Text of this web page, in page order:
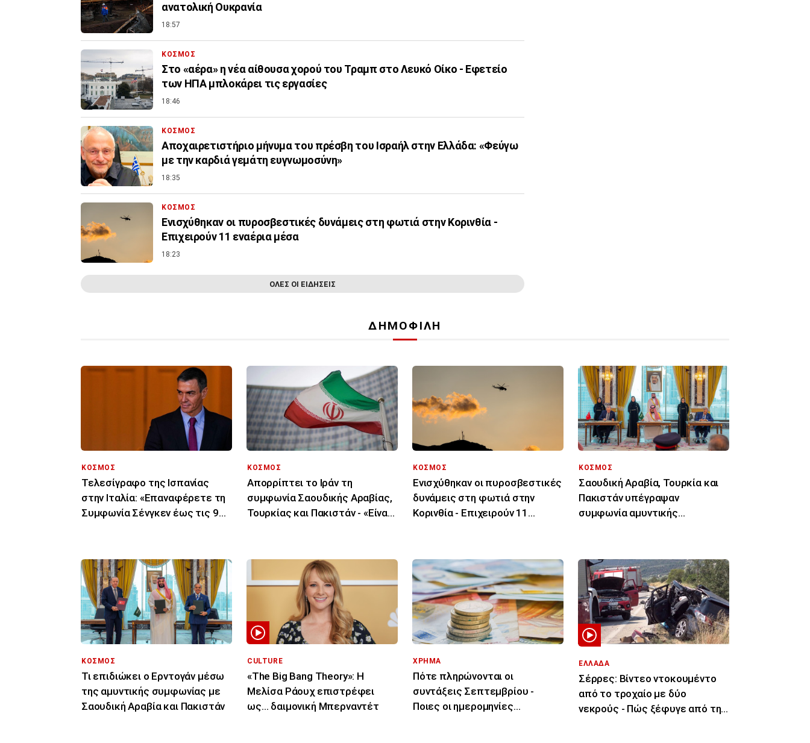
ανατολική Ουκρανία
18:57
ΚΟΣΜΟΣ
Στο «αέρα» η νέα αίθουσα χορού του Τραμπ στο Λευκό Οίκο - Εφετείο
των ΗΠΑ μπλοκάρει τις εργασίες
18:46
ΚΟΣΜΟΣ
Αποχαιρετιστήριο μήνυμα του πρέσβη του Ισραήλ στην Ελλάδα: «Φεύγω
με την καρδιά γεμάτη ευγνωμοσύνη»
18:35
ΚΟΣΜΟΣ
Ενισχύθηκαν οι πυροσβεστικές δυνάμεις στη φωτιά στην Κορινθία -
Επιχειρούν 11 εναέρια μέσα
18:23
ΟΛΕΣ ΟΙ ΕΙΔΗΣΕΙΣ
ΔΗΜΟΦΙΛΗ
ΚΟΣΜΟΣ
Τελεσίγραφο της Ισπανίας
στην Ιταλία: «Επαναφέρετε τη
Συμφωνία Σένγκεν έως τις 9
ΚΟΣΜΟΣ
Απορρίπτει το Ιράν τη
συμφωνία Σαουδικής Αραβίας,
Τουρκίας και Πακιστάν - «Είναι
ΚΟΣΜΟΣ
Ενισχύθηκαν οι πυροσβεστικές
δυνάμεις στη φωτιά στην
Κορινθία - Επιχειρούν 11
ΚΟΣΜΟΣ
Σαουδική Αραβία, Τουρκία και
Πακιστάν υπέγραψαν
συμφωνία αμυντικής
ΚΟΣΜΟΣ
Τι επιδιώκει ο Ερντογάν μέσω
της αμυντικής συμφωνίας με
Σαουδική Αραβία και Πακιστάν
CULTURE
«The Big Bang Theory»: Η
Μελίσα Ράουχ επιστρέφει
ως… δαιμονική Μπερναντέτ
ΧΡΗΜΑ
Πότε πληρώνονται οι
συντάξεις Σεπτεμβρίου -
Ποιες οι ημερομηνίες
ΕΛΛΑΔΑ
Σέρρες: Βίντεο ντοκουμέντο
από το τροχαίο με δύο
νεκρούς - Πώς ξέφυγε από την